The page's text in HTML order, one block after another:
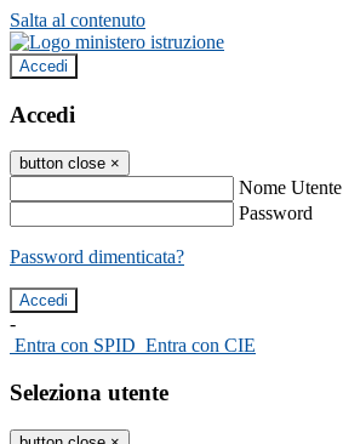
Salta al contenuto
Accedi
Accedi
button close ×
Nome Utente
Password
Password dimenticata?
-
Entra con SPID Entra con CIE
Seleziona utente